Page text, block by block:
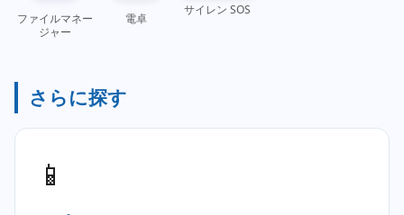
ファイルマネー
ジャー
電卓
サイレン SOS
さらに探す
📱